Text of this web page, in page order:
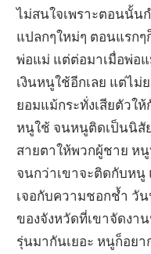
ไม่สนใจเพราะตอนนั้น
แปลกๆใหม่ๆ ตอนแรกๆ
พ่อแม่ แต่ต่อมาเมื่อพ่อ
เงินหนูใช้อีกเลย แต่ไม่
ยอมแม้กระทั่งเสียตัวใ
หนูใช้ จนหนูติดเป็นนิสั
สายตาให้พวกผู้ชาย ห
จนกว่าเขาจะติดกับหนู
เจอกับความชอกช้ำ วั
ของจังหวัดที่เขาจัดงา
รุ่นมากันเยอะ หนูก็อยา